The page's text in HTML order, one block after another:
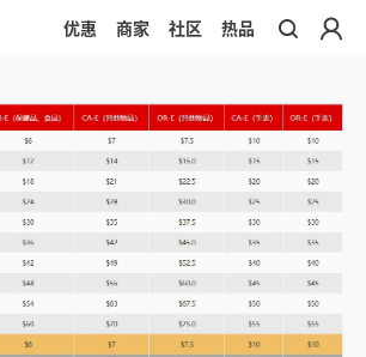
优惠 商家 社区 热品